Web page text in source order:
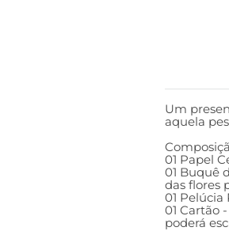
Um
aquela
01 Papel
01 Buquê
das flores
01 Pelúcia
01 Cartão
poderá